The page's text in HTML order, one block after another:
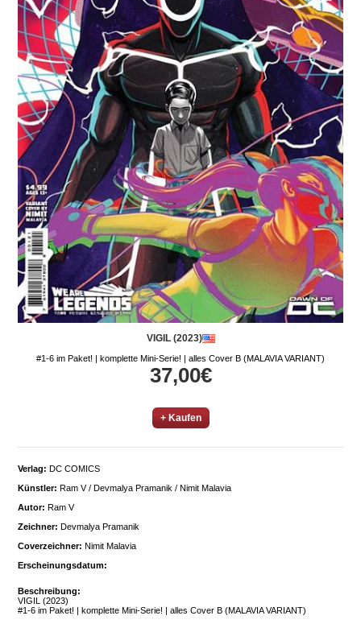
VIGIL (2023)
#1-6 im Paket! | komplette Mini-Serie! | alles Cover B (MALAVIA VARIANT)
37,00€
+ Kaufen
Verlag: DC COMICS
Künstler: Ram V / Devmalya Pramanik / Nimit Malavia
Autor: Ram V
Zeichner: Devmalya Pramanik
Coverzeichner: Nimit Malavia
Erscheinungsdatum:
Beschreibung:
VIGIL (2023)
#1-6 im Paket! | komplette Mini-Serie! | alles Cover B (MALAVIA VARIANT)